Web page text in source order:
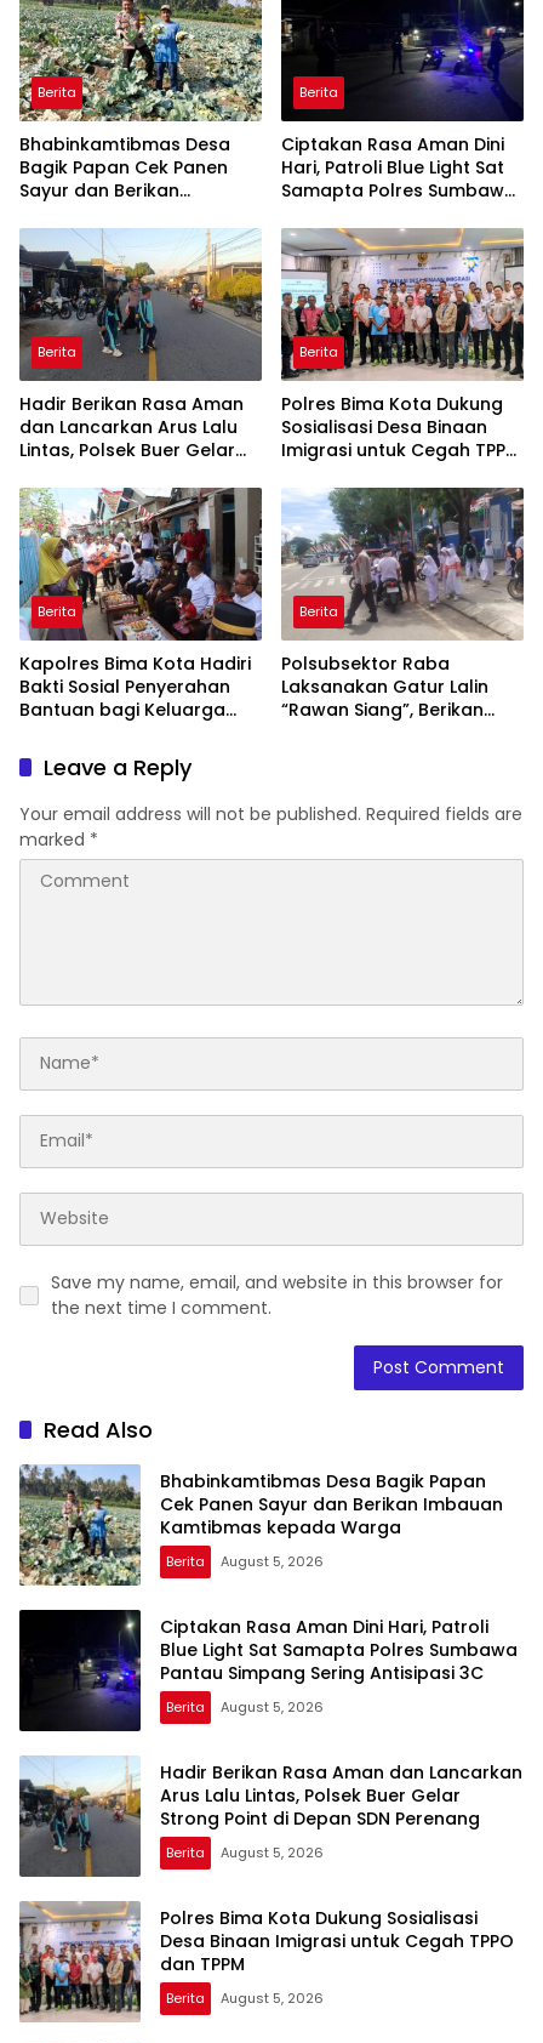
Berita
Bhabinkamtibmas Desa
Bagik Papan Cek Panen
Sayur dan Berikan
kepada Warga
Berita
Ciptakan Rasa Aman Dini
Hari, Patroli Blue Light Sat
Samapta Polres Sumbawa
Antisipasi 3C
Berita
Hadir Berikan Rasa Aman
dan Lancarkan Arus Lalu
Lintas, Polsek Buer Gelar
Perenang
Berita
Polres Bima Kota Dukung
Sosialisasi Desa Binaan
Imigrasi untuk Cegah TPPO
Berita
Kapolres Bima Kota Hadiri
Bakti Sosial Penyerahan
Bantuan bagi Keluarga
Perahu di Teluk Bima
Berita
Polsubsektor Raba
Laksanakan Gatur Lalin
“Rawan Siang”, Berikan
Leave a Reply
Your email address will not be published. Required fields are
marked *
Save my name, email, and website in this browser for
the next time I comment.
Read Also
Bhabinkamtibmas Desa Bagik Papan
Cek Panen Sayur dan Berikan Imbauan
Kamtibmas kepada Warga
Berita August 5, 2026
Ciptakan Rasa Aman Dini Hari, Patroli
Blue Light Sat Samapta Polres Sumbawa
Pantau Simpang Sering Antisipasi 3C
Berita August 5, 2026
Hadir Berikan Rasa Aman dan Lancarkan
Arus Lalu Lintas, Polsek Buer Gelar
Strong Point di Depan SDN Perenang
Berita August 5, 2026
Polres Bima Kota Dukung Sosialisasi
Desa Binaan Imigrasi untuk Cegah TPPO
dan TPPM
Berita August 5, 2026